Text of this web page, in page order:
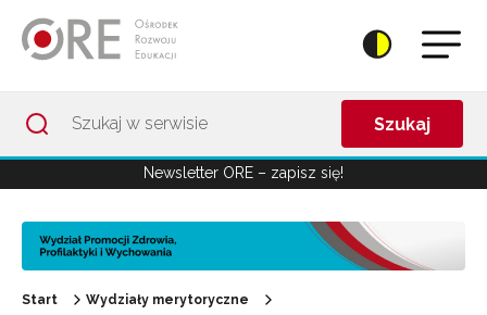
Szukaj
Newsletter ORE – zapisz się!
Start
Wydziały merytoryczne